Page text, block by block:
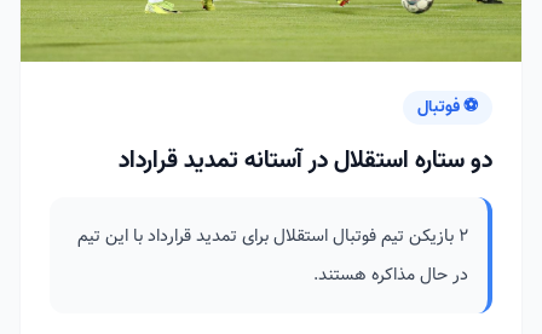
⚽ فوتبال
دو ستاره استقلال در آستانه تمدید قرارداد
۲ بازیکن تیم فوتبال استقلال برای تمدید قرارداد با این تیم
در حال مذاکره هستند.